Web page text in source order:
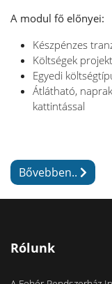
A modul fő előnyei:
Készpénzes
Költségek
Egyedi
Átlátható,
kattintással
Bővebben..
Rólunk